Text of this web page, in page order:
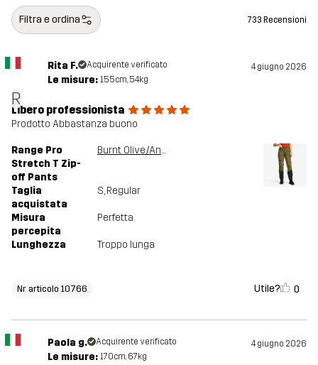
Filtra e ordina 733 Recensioni
R
Rita F. Acquirente verificato 4 giugno 2026
Le misure: 155cm, 54kg
Libero professionista
Prodotto Abbastanza buono
Range Pro
Stretch T Zip-
off Pants
Burnt Olive/Anthracite
Taglia
acquistata
S, Regular
Misura
percepita
Perfetta
Lunghezza Troppo lunga
Nr articolo 10766 Utile? 0
Paola g. Acquirente verificato 4 giugno 2026
Le misure: 170cm, 67kg